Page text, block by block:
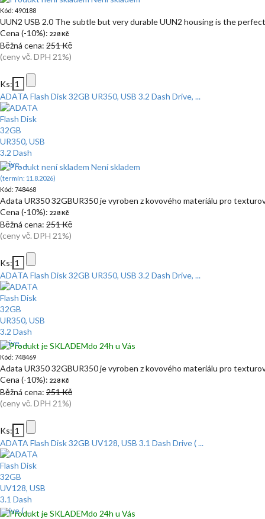
Kód: 490188
UUN2 USB 2.0 The subtle but very durable UUN2 housing is the
Cena (-10%): 228 Kč
Běžná cena: 251 Kč
(ceny vč. DPH 21%)
Ks:
ADATA Flash Disk 32GB UR350, USB 3.2 Dash Drive, ...
Není skladem
(termín: 11.8.2026)
Kód: 748468
Adata UR350 32GBUR350 je vyroben z kovového materiálu pro
Cena (-10%): 228 Kč
Běžná cena: 251 Kč
(ceny vč. DPH 21%)
Ks:
ADATA Flash Disk 32GB UR350, USB 3.2 Dash Drive, ...
do 24h u Vás
Kód: 748469
Adata UR350 32GBUR350 je vyroben z kovového materiálu pro
Cena (-10%): 228 Kč
Běžná cena: 251 Kč
(ceny vč. DPH 21%)
Ks:
ADATA Flash Disk 32GB UV128, USB 3.1 Dash Drive ( ...
do 24h u Vás